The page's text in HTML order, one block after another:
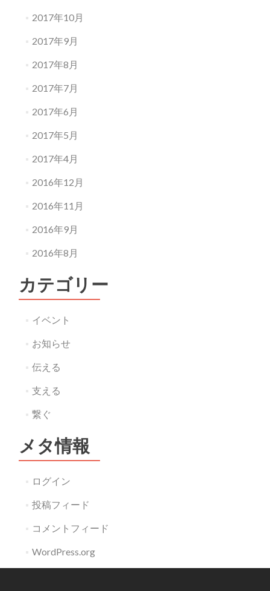
2017年10月
2017年9月
2017年8月
2017年7月
2017年6月
2017年5月
2017年4月
2016年12月
2016年11月
2016年9月
2016年8月
カテゴリー
イベント
お知らせ
伝える
支える
繋ぐ
メタ情報
ログイン
投稿フィード
コメントフィード
WordPress.org